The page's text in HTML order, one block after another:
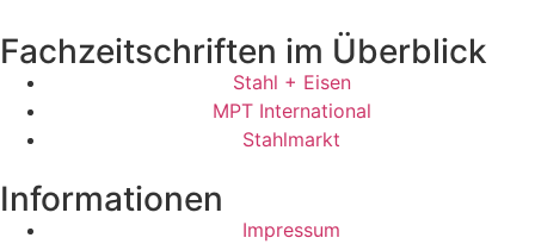
Fachzeitschriften im Überblick
Stahl + Eisen
MPT International
Stahlmarkt
Informationen
Impressum